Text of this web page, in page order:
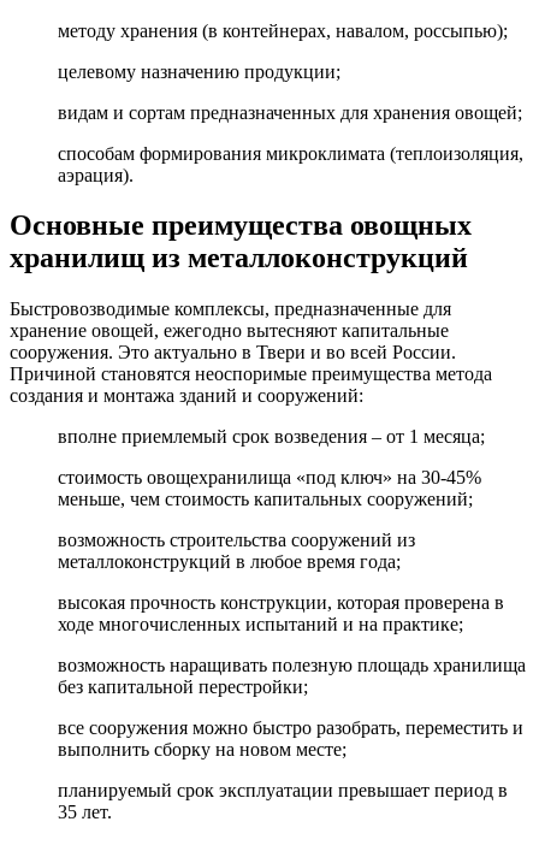
методу хранения (в контейнерах, навалом, россыпью);
целевому назначению продукции;
видам и сортам предназначенных для хранения овощей;
способам формирования микроклимата (теплоизоляция,
аэрация).
Основные преимущества овощных
хранилищ из металлоконструкций
Быстровозводимые комплексы, предназначенные для
хранение овощей, ежегодно вытесняют капитальные
сооружения. Это актуально в Твери и во всей России.
Причиной становятся неоспоримые преимущества метода
создания и монтажа зданий и сооружений:
вполне приемлемый срок возведения – от 1 месяца;
стоимость овощехранилища «под ключ» на 30-45%
меньше, чем стоимость капитальных сооружений;
возможность строительства сооружений из
металлоконструкций в любое время года;
высокая прочность конструкции, которая проверена в
ходе многочисленных испытаний и на практике;
возможность наращивать полезную площадь хранилища
без капитальной перестройки;
все сооружения можно быстро разобрать, переместить и
выполнить сборку на новом месте;
планируемый срок эксплуатации превышает период в
35 лет.